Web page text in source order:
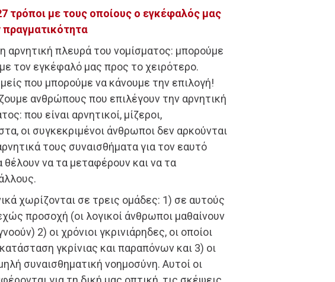
τρόποι με τους οποίους ο εγκέφαλός μας
πραγματικότητα
αρνητική πλευρά του νομίσματος: μπορούμε
τον εγκέφαλό μας προς το χειρότερο.
που μπορούμε να κάνουμε την επιλογή!
ανθρώπους που επιλέγουν την αρνητική
που είναι αρνητικοί, μίζεροι,
οι συγκεκριμένοι άνθρωποι δεν αρκούνται
τους συναισθήματα για τον εαυτό
θέλουν να τα μεταφέρουν και να τα
χωρίζονται σε τρεις ομάδες: 1) σε αυτούς
προσοχή (οι λογικοί άνθρωποι μαθαίνουν
2) οι χρόνιοι γκρινιάρηδες, οι οποίοι
γκρίνιας και παραπόνων και 3) οι
συναισθηματική νοημοσύνη. Αυτοί οι